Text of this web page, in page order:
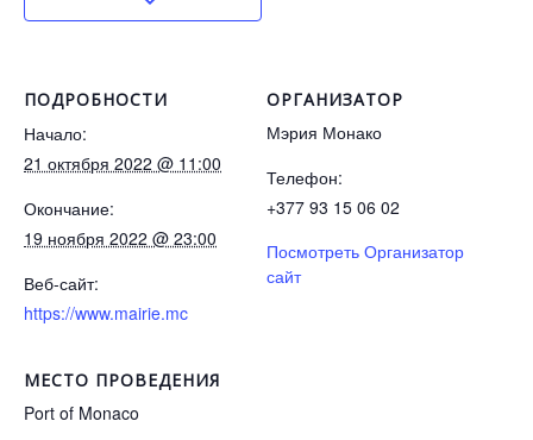
ПОДРОБНОСТИ
Начало:
21 октября 2022 @ 11:00
Окончание:
19 ноября 2022 @ 23:00
Веб-сайт:
https://www.mairie.mc
ОРГАНИЗАТОР
Мэрия Монако
Телефон:
+377 93 15 06 02
Посмотреть Организатор
сайт
МЕСТО ПРОВЕДЕНИЯ
Port of Monaco